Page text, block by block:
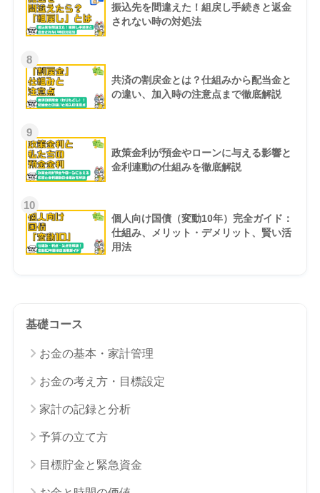
振込先を間違えた！組戻し手続きと返金
されない時の対処法
8
共済の割戻金とは？仕組みから配当金と
の違い、加入時の注意点まで徹底解説
9
政策金利が預金やローンに与える影響と
金利連動の仕組みを徹底解説
10
個人向け国債（変動10年）完全ガイド：
仕組み、メリット・デメリット、賢い活
用法
基礎コース
お金の基本・家計管理
お金の考え方・目標設定
家計の記録と分析
予算の立て方
目標貯金と緊急資金